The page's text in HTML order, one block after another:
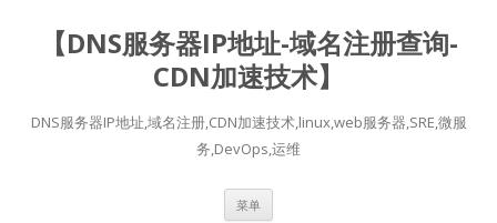
【DNS服务器IP地址-域名注册查询-
CDN加速技术】
DNS服务器IP地址,域名注册,CDN加速技术,linux,web服务器,SRE,微服
务,DevOps,运维
菜单